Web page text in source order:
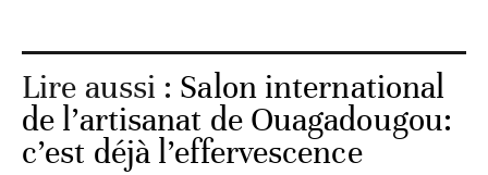
Lire aussi : Salon international
de l’artisanat de Ouagadougou:
c’est déjà l’effervescence